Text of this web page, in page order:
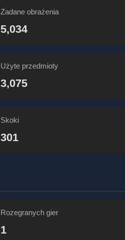
Zadane obrażenia
5,034
Użyte przedmioty
3,075
Skoki
301
Rozegranych gier
1